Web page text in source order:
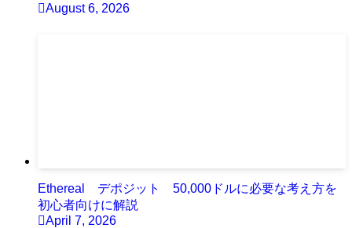
August 6, 2026
Ethereal デポジット 50,000ドルに必要な考え方を
初心者向けに解説
April 7, 2026